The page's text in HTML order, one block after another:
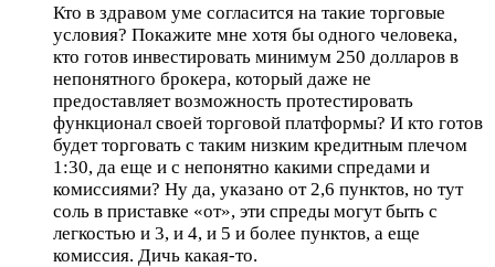
Кто в здравом уме согласится на такие торговые
условия? Покажите мне хотя бы одного человека,
кто готов инвестировать минимум 250 долларов в
непонятного брокера, который даже не
предоставляет возможность протестировать
функционал своей торговой платформы? И кто готов
будет торговать с таким низким кредитным плечом
1:30, да еще и с непонятно какими спредами и
комиссиями? Ну да, указано от 2,6 пунктов, но тут
соль в приставке «от», эти спреды могут быть с
легкостью и 3, и 4, и 5 и более пунктов, а еще
комиссия. Дичь какая-то.